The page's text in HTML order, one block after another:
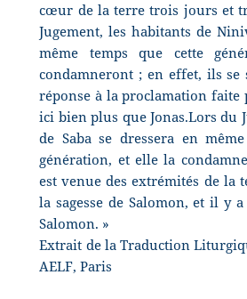
cœur de la terre trois jours et
Jugement, les habitants de
même temps que cette
condamneront ; en effet, ils se
réponse à la proclamation faite
ici bien plus que Jonas.Lors du
de Saba se dressera en
génération, et elle la
est venue des extrémités de la
la sagesse de Salomon, et il y
Salomon. »
Extrait de la Traduction
AELF, Paris